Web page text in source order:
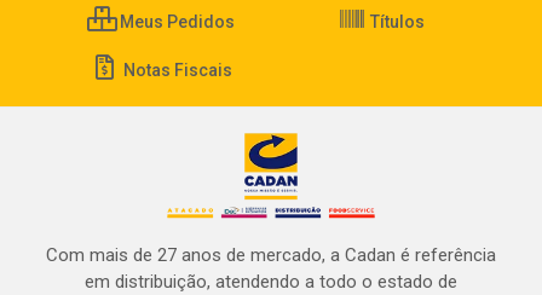
Meus Pedidos Títulos
Notas Fiscais
Com mais de 27 anos de mercado, a Cadan é referência
em distribuição, atendendo a todo o estado de